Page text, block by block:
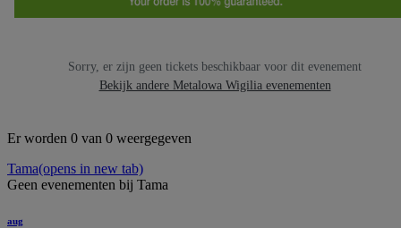
Sorry, er zijn geen tickets beschikbaar voor dit evenement
Bekijk andere Metalowa Wigilia evenementen
Er worden 0 van 0 weergegeven
Tama(opens in new tab)
Geen evenementen bij Tama
aug